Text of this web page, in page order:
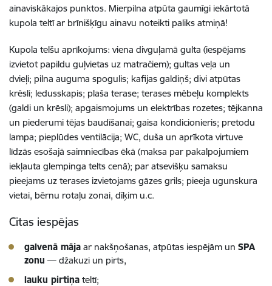
ainaviskākajos punktos. Mierpilna atpūta gaumīgi iekārtotā
kupola teltī ar brīnišķīgu ainavu noteikti paliks atmiņā!
Kupola telšu aprīkojums: viena divguļamā gulta (iespējams
izvietot papildu guļvietas uz matračiem); gultas veļa un
dvieļi; pilna auguma spogulis; kafijas galdiņš; divi atpūtas
krēsli; ledusskapis; plaša terase; terases mēbeļu komplekts
(galdi un krēsli); apgaismojums un elektrības rozetes; tējkanna
un piederumi tējas baudīšanai; gaisa kondicionieris; pretodu
lampa; pieplūdes ventilācija; WC, duša un aprīkota virtuve
līdzās esošajā saimniecības ēkā (maksa par pakalpojumiem
iekļauta glempinga telts cenā); par atsevišķu samaksu
pieejams uz terases izvietojams gāzes grils; pieeja ugunskura
vietai, bērnu rotaļu zonai, dīķim u.c.
Citas iespējas
galvenā māja ar nakšņošanas, atpūtas iespējām un SPA
zonu — džakuzi un pirts,
lauku pirtiņa teltī;